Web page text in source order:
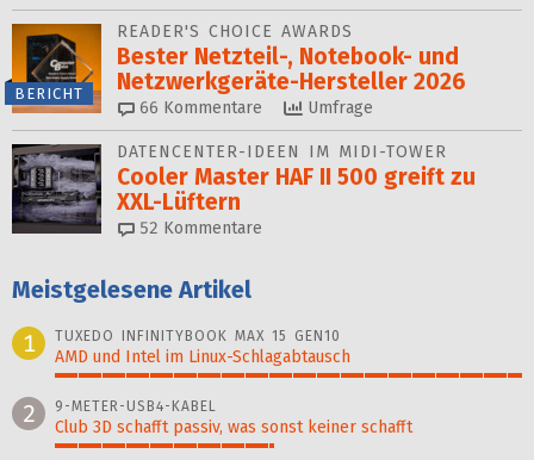
BERICHT
READER'S CHOICE AWARDS
Bester Netzteil-, Notebook- und
Netzwerkgeräte-Hersteller 2026
66 Kommentare Umfrage
DATENCENTER-IDEEN IM MIDI-TOWER
Cooler Master HAF II 500 greift zu
XXL-Lüftern
52 Kommentare
Meistgelesene Artikel
1
TUXEDO INFINITYBOOK MAX 15 GEN10
AMD und Intel im Linux-Schlagabtausch
2 9-METER-USB4-KABEL
Club 3D schafft passiv, was sonst keiner schafft